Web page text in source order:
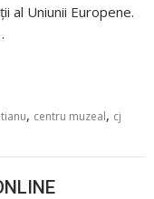
al Uniunii Europene.
, centru muzeal, cj